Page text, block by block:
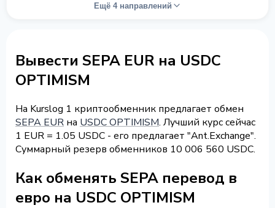
Ещё 4 направлений
Вывести SEPA EUR на USDC
OPTIMISM
На Kurslog 1 криптообменник предлагает обмен
SEPA EUR на USDC OPTIMISM. Лучший курс сейчас
1 EUR = 1.05 USDC - его предлагает "Ant.Exchange".
Суммарный резерв обменников 10 006 560 USDC.
Как обменять SEPA перевод в
евро на USDC OPTIMISM